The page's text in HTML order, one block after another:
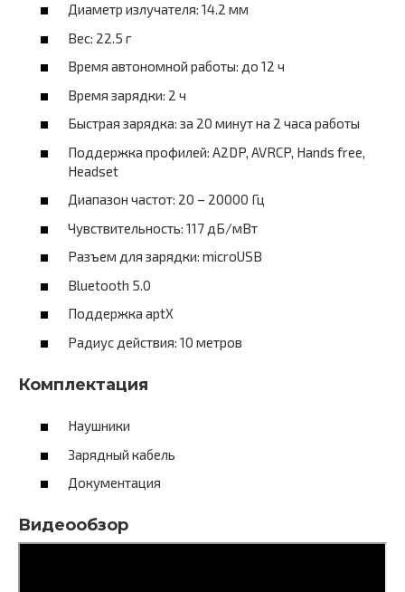
Диаметр излучателя: 14.2 мм
Вес: 22.5 г
Время автономной работы: до 12 ч
Время зарядки: 2 ч
Быстрая зарядка: за 20 минут на 2 часа работы
Поддержка профилей: A2DP, AVRCP, Hands free,
Headset
Диапазон частот: 20 – 20000 Гц
Чувствительность: 117 дБ/мВт
Разъем для зарядки: microUSB
Bluetooth 5.0
Поддержка aptX
Радиус действия: 10 метров
Комплектация
Наушники
Зарядный кабель
Документация
Видеообзор